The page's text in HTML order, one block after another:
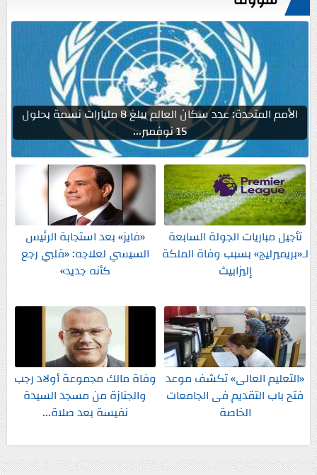
الأمم المتحدة: عدد سكان العالم يبلغ 8 مليارات نسمة بحلول
15 نوفمبر...
تأجيل مباريات الجولة السابعة
لـ«بريميرليج» بسبب وفاة الملكة
إليزابيث
«فايز» بعد استجابة الرئيس
السيسي لعلاجه: «قلبي رجع
كأنه جديد»
«التعليم العالى» تكشف موعد
فتح باب التقديم فى الجامعات
الخاصة
وفاة مالك مجموعة أولاد رجب
والجنازة من مسجد السيدة
نفيسة بعد صلاة...